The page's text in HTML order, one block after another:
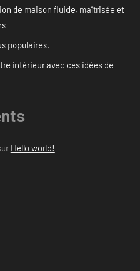
de maison fluide, maîtrisée et
populaires.
intérieur avec ces idées de
Hello world!